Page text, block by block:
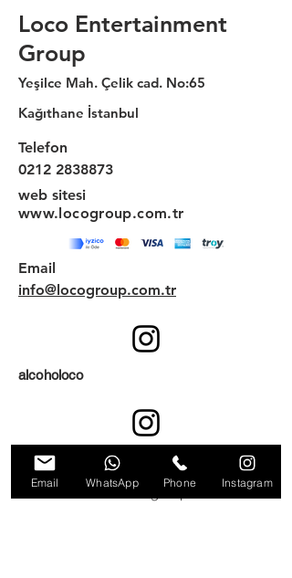
Loco Entertainment
Group
Yeşilce Mah. Çelik cad. No:65
Kağıthane İstanbul
Telefon
0212 2838873
web sitesi
www.locogroup.com.tr
Email
info@locogroup.com.tr
alcoholoco
locoshoptr
© locoentertainmentgroup
Email WhatsApp Phone Instagram